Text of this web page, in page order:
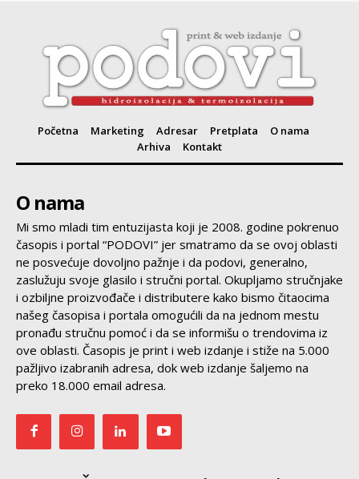
Početna Marketing Adresar Pretplata
O nama
Arhiva
Kontakt
O nama
Mi smo mladi tim entuzijasta koji je 2008. godine pokrenuo
časopis i portal “PODOVI” jer smatramo da se ovoj oblasti
ne posvećuje dovoljno pažnje i da podovi, generalno,
zaslužuju svoje glasilo i stručni portal. Okupljamo stručnjake
i ozbiljne proizvođače i distributere kako bismo čitaocima
našeg časopisa i portala omogućili da na jednom mestu
pronađu stručnu pomoć i da se informišu o trendovima iz
ove oblasti. Časopis je print i web izdanje i stiže na 5.000
pažljivo izabranih adresa, dok web izdanje šaljemo na
preko 18.000 email adresa.